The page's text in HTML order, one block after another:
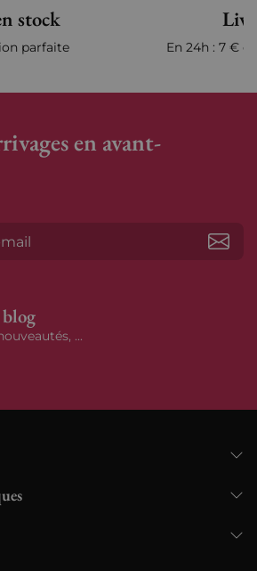
stock
parfaite En 24h : 7 €
en avant-
...